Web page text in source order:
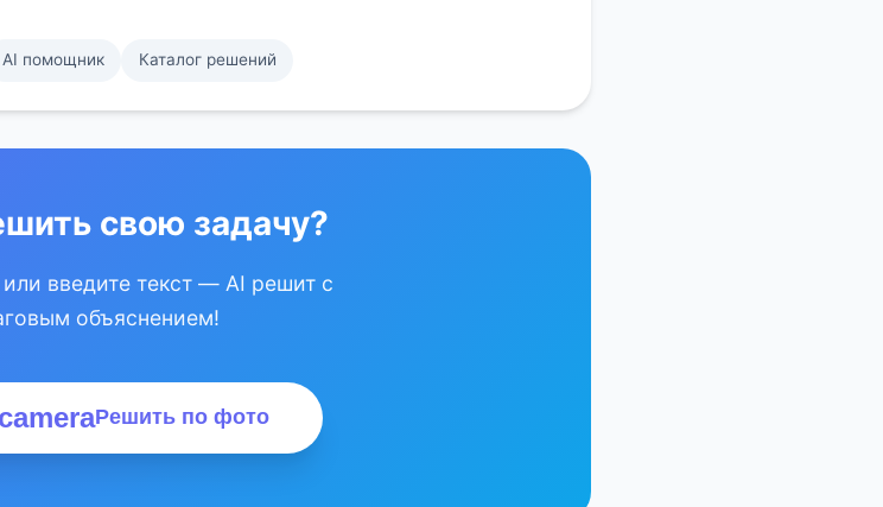
AI помощник Каталог решений
свою задачу?
или введите текст — AI решит с
объяснением!
Решить по фото